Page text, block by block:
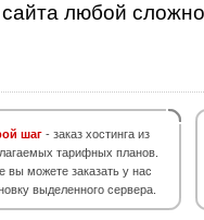
любой
шаг - заказ хостинга из
тарифных планов.
вы можете заказать у нас
выделенного сервера.